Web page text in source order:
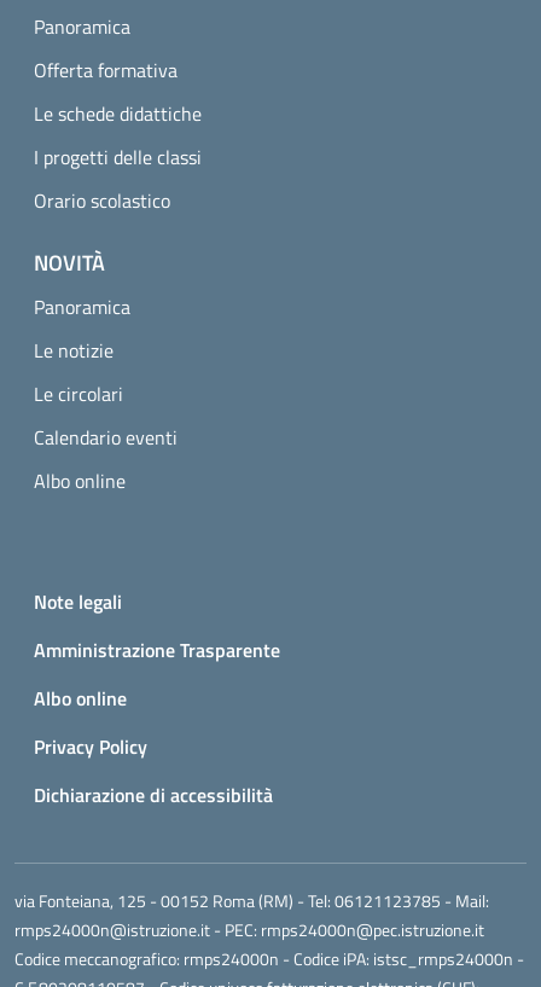
Panoramica
Offerta formativa
Le schede didattiche
I progetti delle classi
Orario scolastico
NOVITÀ
Panoramica
Le notizie
Le circolari
Calendario eventi
Albo online
Small prints
Note legali
Amministrazione Trasparente
Albo online
Privacy Policy
Dichiarazione di accessibilità
via Fonteiana, 125 - 00152 Roma (RM) - Tel:06121123785 - Mail:
rmps24000n@istruzione.it- PEC: rmps24000n@pec.istruzione.it
Codice meccanografico: rmps24000n - Codice iPA: istsc_rmps24000n -